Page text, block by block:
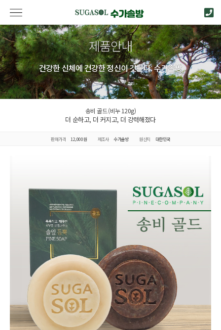
제품안내
건강한 신체에 건강한 정신이 깃든다. 수가솔방
송비 골드 (비누 120g)
더 순하고, 더 커지고, 더 강력해졌다
판매가격 12,000원 제조사 수가솔방 원산지 대한민국